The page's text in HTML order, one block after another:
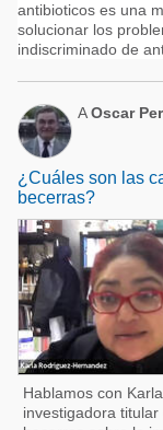
antibioticos es una
solucionar los
indiscriminado de
AOscar
¿Cuáles son las
becerras?
Hablamos con
investigadora titular